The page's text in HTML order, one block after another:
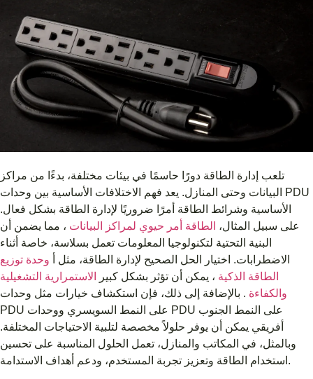
تلعب إدارة الطاقة دورًا حاسمًا في بيئات مختلفة، بدءًا من مراكز
البيانات وحتى المنازل. يعد فهم الاختلافات الأساسية بين وحدات PDU
الأساسية وشرائط الطاقة أمرًا ضروريًا لإدارة الطاقة بشكل فعال.
على سبيل المثال، الطاقة أمر حيوي لمراكز البيانات ، مما يضمن أن
البنية التحتية لتكنولوجيا المعلومات تعمل بسلاسة، خاصة أثناء
الاضطرابات. اختيار الحل الصحيح لإدارة الطاقة، مثل أ وحدة توزيع
الطاقة الذكية ، يمكن أن تؤثر بشكل كبير
الاستمرارية التشغيلية
والكفاءة . بالإضافة إلى ذلك، فإن استكشاف خيارات مثل وحدات
PDU على النمط السويسري ووحدات PDU على النمط الجنوب
أفريقي يمكن أن يوفر حلولاً مخصصة لتلبية الاحتياجات المختلفة.
وبالمثل، في المكاتب والمنازل، تعمل الحلول المناسبة على تحسين
استخدام الطاقة وتعزيز تجربة المستخدم، ودعم أهداف الاستدامة.